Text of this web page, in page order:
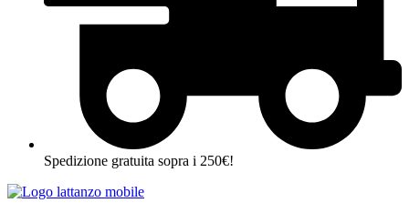
Spedizione gratuita sopra i 250€!